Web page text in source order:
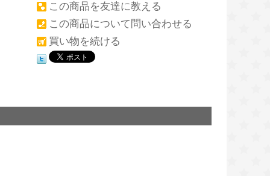
この商品を友達に教える
この商品について問い合わせる
買い物を続ける